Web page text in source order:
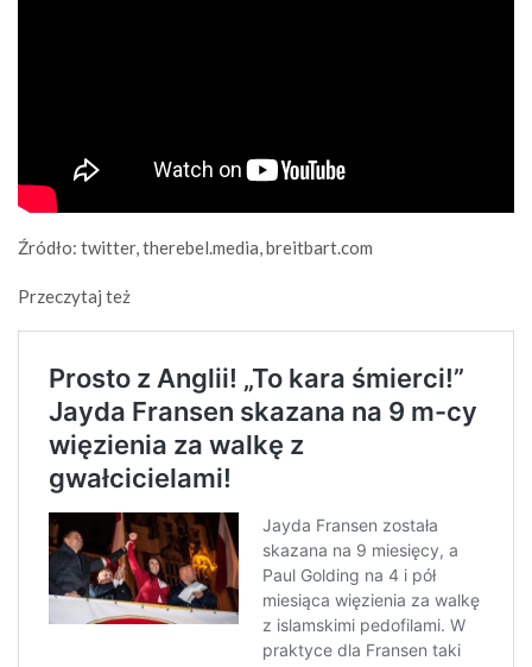
Źródło: twitter, therebel.media, breitbart.com
Przeczytaj też